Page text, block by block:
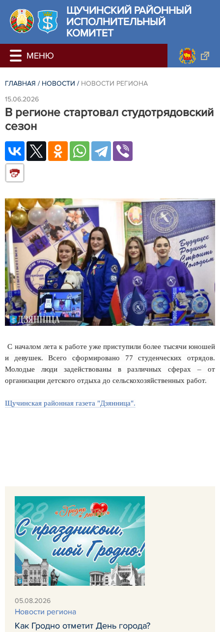
ЩУЧИНСКИЙ РАЙОННЫЙ
ИСПОЛНИТЕЛЬНЫЙ
КОМИТЕТ
ГЛАВНАЯ / НОВОСТИ / НОВОСТИ РЕГИОНА
15.06.2026
В регионе стартовал студотрядовский
сезон
С началом лета к работе уже приступили более тысячи юношей
и девушек. Всего сформировано 77 студенческих отрядов.
Молодые люди задействованы в различных сферах – от
организации детского отдыха до сельскохозяйственных работ.
Щучинская районная газета "Дзянница".
05.08.2026
Новости региона
Как Гродно отметит День города?